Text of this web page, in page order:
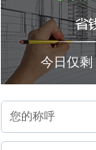
今日仅剩